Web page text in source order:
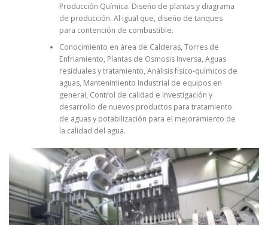
Producción Química. Diseño de plantas y diagrama
de producción. Al igual que, diseño de tanques
para contención de combustible.
Conocimiento en área de Calderas, Torres de
Enfriamiento, Plantas de Osmosis Inversa, Aguas
residuales y tratamiento, Análisis físico-químicos de
aguas, Mantenimiento Industrial de equipos en
general, Control de calidad e Investigación y
desarrollo de nuevos productos para tratamiento
de aguas y potabilización para el mejoramiento de
la calidad del agua.